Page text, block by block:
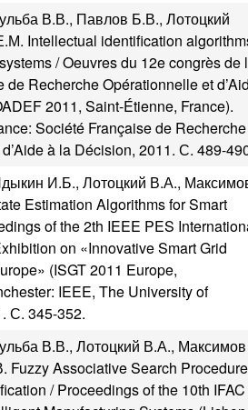
В.В., Павлов Б.В., Лотоцкий
Intellectual identification
/ Oeuvres du 12e congrès de
de Recherche Opérationnelle et
2011, Saint-Étienne, France).
Société Française de Recherche
à la Décision, 2011. С. 489-
И.Б., Лотоцкий В.А.,
Estimation Algorithms for Smart
of the 2th IEEE PES
on «Innovative Smart Grid
(ISGT 2011 Europe,
IEEE, The University of
С. 345-352.
В.В., Лотоцкий В.А., Максимов
Associative Search Procedure
/ Proceedings of the 10th IFAC